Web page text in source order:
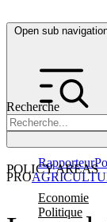
Open sub
Recherche
POLICY AREAS
Economie
Politique
Rapporteur
PRO